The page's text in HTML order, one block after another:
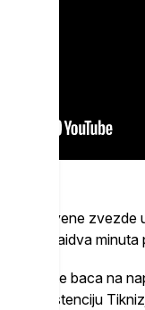
Crvene
Kataidva
sve karte baca na
na asistenciju